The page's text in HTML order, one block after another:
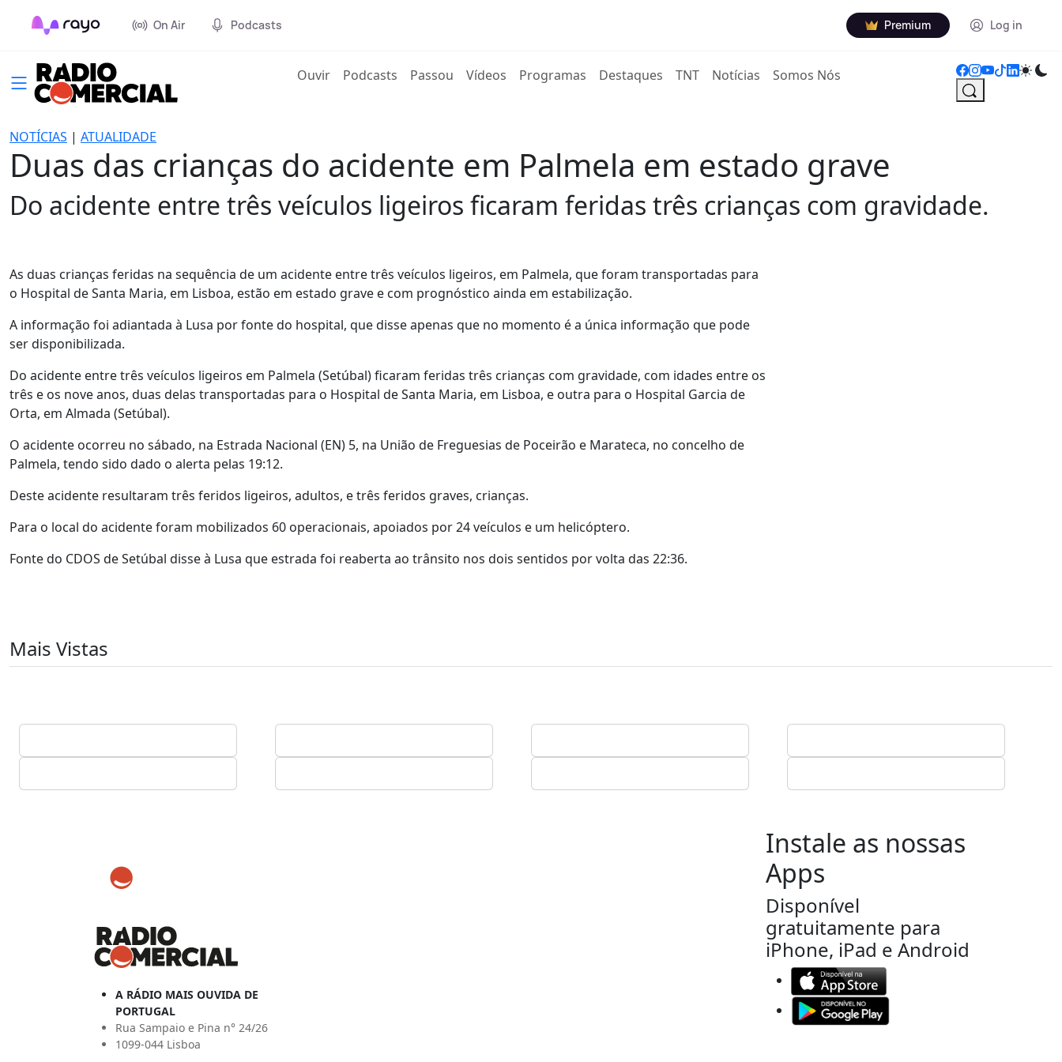
On Air Podcasts Premium Log in
Ouvir(current)
Podcasts Passou Vídeos Programas Destaques TNT Notícias Somos Nós
NOTÍCIAS | ATUALIDADE
Duas das crianças do acidente em Palmela em estado grave
Do acidente entre três veículos ligeiros ficaram feridas três crianças com gravidade.
As duas crianças feridas na sequência de um acidente entre três veículos ligeiros, em Palmela, que foram transportadas para
o Hospital de Santa Maria, em Lisboa, estão em estado grave e com prognóstico ainda em estabilização.
A informação foi adiantada à Lusa por fonte do hospital, que disse apenas que no momento é a única informação que pode
ser disponibilizada.
Do acidente entre três veículos ligeiros em Palmela (Setúbal) ficaram feridas três crianças com gravidade, com idades entre os
três e os nove anos, duas delas transportadas para o Hospital de Santa Maria, em Lisboa, e outra para o Hospital Garcia de
Orta, em Almada (Setúbal).
O acidente ocorreu no sábado, na Estrada Nacional (EN) 5, na União de Freguesias de Poceirão e Marateca, no concelho de
Palmela, tendo sido dado o alerta pelas 19:12.
Deste acidente resultaram três feridos ligeiros, adultos, e três feridos graves, crianças.
Para o local do acidente foram mobilizados 60 operacionais, apoiados por 24 veículos e um helicóptero.
Fonte do CDOS de Setúbal disse à Lusa que estrada foi reaberta ao trânsito nos dois sentidos por volta das 22:36.
Mais Vistas
A RÁDIO MAIS OUVIDA DE
PORTUGAL
Rua Sampaio e Pina n° 24/26
1099-044 Lisboa
Instale as nossas
Apps
Disponível
gratuitamente para
iPhone, iPad e Android